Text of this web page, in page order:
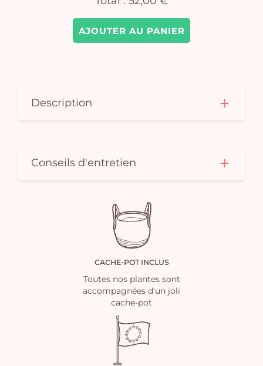
AJOUTER AU PANIER
Description
Conseils d'entretien
CACHE-POT INCLUS
Toutes nos plantes sont
accompagnées d'un joli
cache-pot